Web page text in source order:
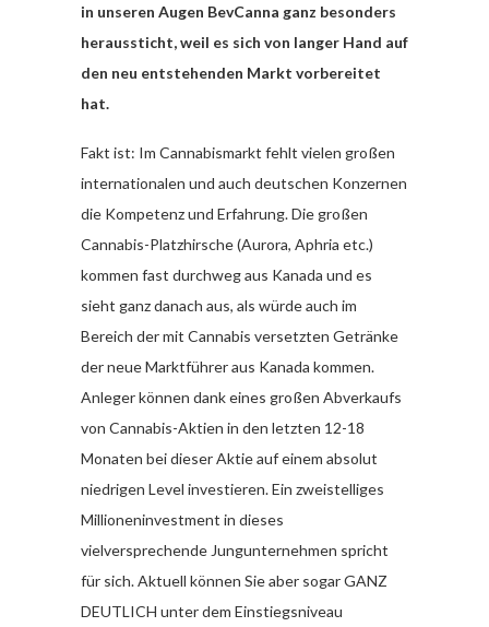
in unseren Augen BevCanna ganz besonders
heraussticht, weil es sich von langer Hand auf
den neu entstehenden Markt vorbereitet
hat.
Fakt ist: Im Cannabismarkt fehlt vielen großen
internationalen und auch deutschen Konzernen
die Kompetenz und Erfahrung. Die großen
Cannabis-Platzhirsche (Aurora, Aphria etc.)
kommen fast durchweg aus Kanada und es
sieht ganz danach aus, als würde auch im
Bereich der mit Cannabis versetzten Getränke
der neue Marktführer aus Kanada kommen.
Anleger können dank eines großen Abverkaufs
von Cannabis-Aktien in den letzten 12-18
Monaten bei dieser Aktie auf einem absolut
niedrigen Level investieren. Ein zweistelliges
Millioneninvestment in dieses
vielversprechende Jungunternehmen spricht
für sich. Aktuell können Sie aber sogar GANZ
DEUTLICH unter dem Einstiegsniveau